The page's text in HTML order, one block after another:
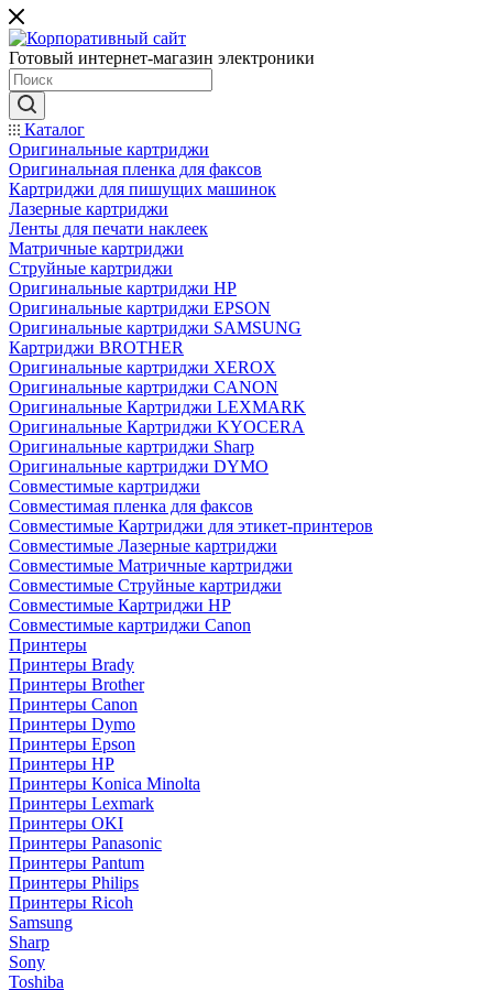
Готовый интернет-магазин электроники
Каталог
Оригинальные картриджи
Оригинальная пленка для факсов
Картриджи для пишущих машинок
Лазерные картриджи
Ленты для печати наклеек
Матричные картриджи
Струйные картриджи
Оригинальные картриджи HP
Оригинальные картриджи EPSON
Оригинальные картриджи SAMSUNG
Картриджи BROTHER
Оригинальные картриджи XEROX
Оригинальные картриджи CANON
Оригинальные Картриджи LEXMARK
Оригинальные Картриджи KYOCERA
Оригинальные картриджи Sharp
Оригинальные картриджи DYMO
Совместимые картриджи
Совместимая пленка для факсов
Совместимые Картриджи для этикет-принтеров
Совместимые Лазерные картриджи
Совместимые Матричные картриджи
Совместимые Струйные картриджи
Совместимые Картриджи HP
Совместимые картриджи Canon
Принтеры
Принтеры Brady
Принтеры Brother
Принтеры Canon
Принтеры Dymo
Принтеры Epson
Принтеры HP
Принтеры Konica Minolta
Принтеры Lexmark
Принтеры OKI
Принтеры Panasonic
Принтеры Pantum
Принтеры Philips
Принтеры Ricoh
Samsung
Sharp
Sony
Toshiba